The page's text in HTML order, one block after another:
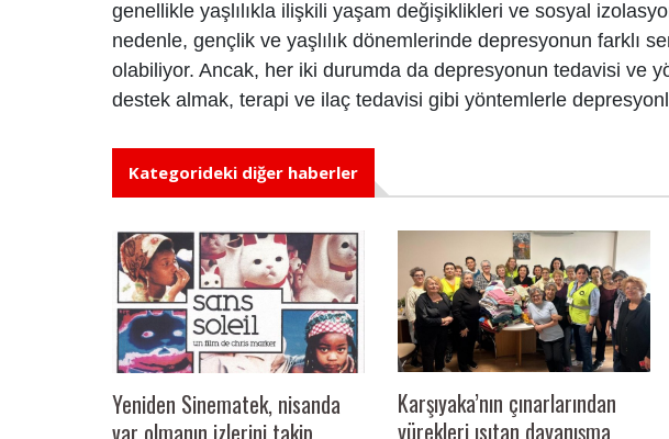
genellikle yaşlılıkla ilişkili yaşam değişiklikleri ve sosyal
nedenle, gençlik ve yaşlılık dönemlerinde depresyonun farklı
olabiliyor. Ancak, her iki durumda da depresyonun tedavisi ve
destek almak, terapi ve ilaç tedavisi gibi yöntemlerle
Kategorideki diğer haberler
Yeniden Sinematek, nisanda
var olmanın izlerini takip
Karşıyaka’nın çınarlarından
yürekleri ısıtan dayanışma